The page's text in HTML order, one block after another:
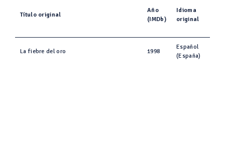
Título original
Año
(IMDb)
Idioma
original
La fiebre del oro 1998
Español
(España)